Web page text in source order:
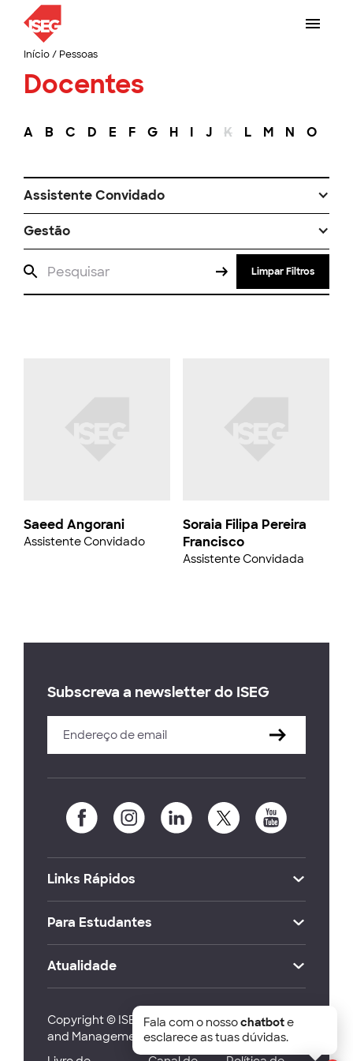
Início/ Pessoas
Docentes
A B C D E F G H I J K L M N O
Assistente Convidado
Gestão
Limpar Filtros
Saeed Angorani
Assistente Convidado
Soraia Filipa Pereira
Francisco
Assistente Convidada
Subscreva a newsletter do ISEG
Links Rápidos
Para Estudantes
Atualidade
Copyright © ISEG Lisbon School of Economics
and Management 2026
Fala com o nossochatbote
esclarece as tuas dúvidas.